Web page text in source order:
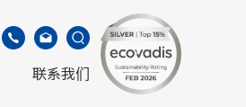
联系我们